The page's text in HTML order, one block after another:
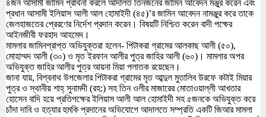
৪জন আসামী জামিন প্রার্থনা করলে আদালত তিনজনের জামিন আবেদন মঞ্জুর করেন এবং
প্রধান আসামী ইলিয়াস আলী আল হোমাইদী (৪৫)’র জামিন আবেদন নামঞ্জুর করে তাকে
জেলহাজতের প্রেরণের নির্দেশ প্রদান করেন। বিষয়টি নিশ্চিত করেন বাদী পক্ষের
আইনজীবী ফরহাদ আহমেদ।
মামলার জামিনপ্রাপ্ত অভিযুক্তরা হলেন- পিটাকরা গ্রামের আলকাছ আলী (৫০),
মোহাম্মদ আলী (৩০) ও মৃত ইরফান আলীর পুত্র জাহির আলী (৬০)। মামলার অপর
অভিযুক্ত জাহির আলীর পুত্র আয়না মিয়া পলাতক রয়েছেন।
জানা যায়, বিশ্বনাথ উপজেলার পিটাকরা গ্রামের মৃত আব্দুল মুতালিব উরফে কটাই মিয়ার
পুত্র ও স্থানীয় শাহ্ সুনামদী (রহ:) সহ তিন ওলীর মাজারের মোতাওয়াল্লী আখতার
হোসেন বাদি হয়ে প্রতিপক্ষের ইলিয়াস আলী আল হোমাইদী সহ ৫জনকে অভিযুক্ত করে
চাঁদা দাবি ও হত্যার হুমকি প্রদানের অভিযোগে আদালতে সম্প্রতি একটি জিআর মামলা